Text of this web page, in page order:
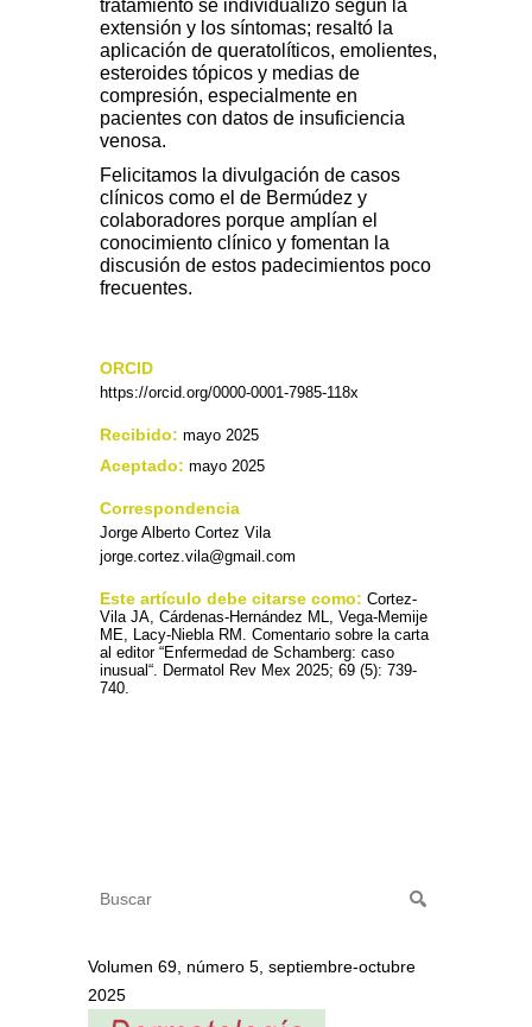
tratamiento se individualizó según la
extensión y los síntomas; resaltó la
aplicación de queratolíticos, emolientes,
esteroides tópicos y medias de
compresión, especialmente en
pacientes con datos de insuficiencia
venosa.
Felicitamos la divulgación de casos
clínicos como el de Bermúdez y
colaboradores porque amplían el
conocimiento clínico y fomentan la
discusión de estos padecimientos poco
frecuentes.
ORCID
https://orcid.org/0000-0001-7985-118x
Recibido: mayo 2025
Aceptado: mayo 2025
Correspondencia
Jorge Alberto Cortez Vila
jorge.cortez.vila@gmail.com
Este artículo debe citarse como: Cortez-
Vila JA, Cárdenas-Hernández ML, Vega-Memije
ME, Lacy-Niebla RM. Comentario sobre la carta
al editor “Enfermedad de Schamberg: caso
inusual“. Dermatol Rev Mex 2025; 69 (5): 739-
740.
Volumen 69, número 5, septiembre-octubre
2025